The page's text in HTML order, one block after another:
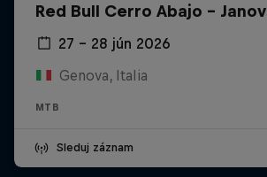
Red Bull Cerro Abajo - Janov
27 – 28 jún 2026
Genova, Italia
MTB
Sleduj záznam